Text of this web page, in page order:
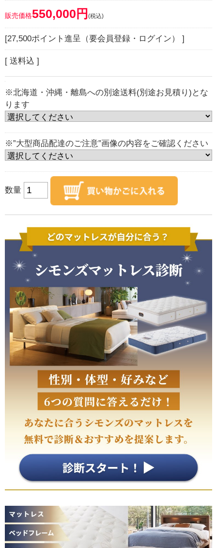
販売価格550,000円 (税込)
[27,500ポイント進呈（要会員登録・ログイン） ]
[ 送料込 ]
※北海道・沖縄・離島への別途送料(別途お見積り)とな
ります
※”大型商品配達のご注意”画像の内容をご確認ください
数量